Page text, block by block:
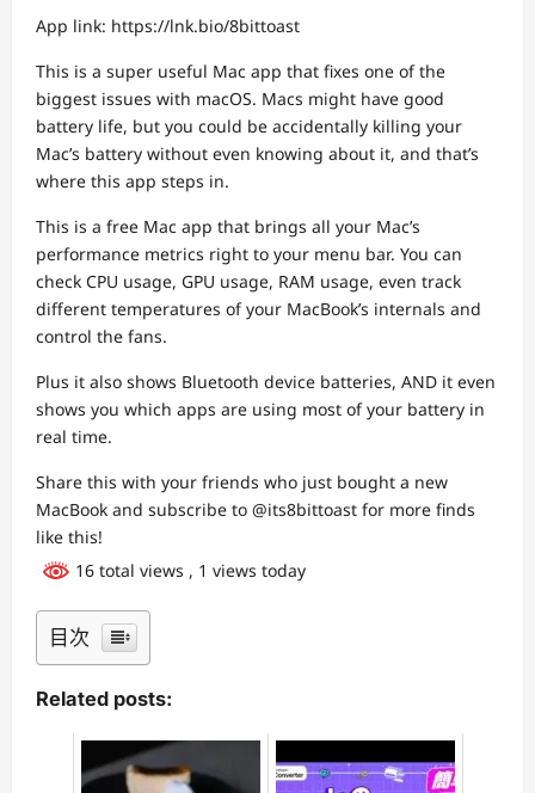
App link: https://lnk.bio/8bittoast
This is a super useful Mac app that fixes one of the
biggest issues with macOS. Macs might have good
battery life, but you could be accidentally killing your
Mac’s battery without even knowing about it, and that’s
where this app steps in.
This is a free Mac app that brings all your Mac’s
performance metrics right to your menu bar. You can
check CPU usage, GPU usage, RAM usage, even track
different temperatures of your MacBook’s internals and
control the fans.
Plus it also shows Bluetooth device batteries, AND it even
shows you which apps are using most of your battery in
real time.
Share this with your friends who just bought a new
MacBook and subscribe to @its8bittoast for more finds
like this!
16 total views , 1 views today
目次
Related posts: